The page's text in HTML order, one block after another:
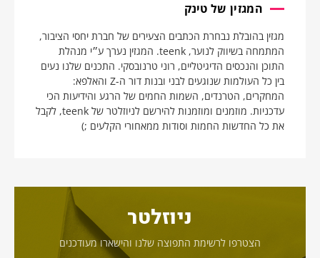
המגזין של טינק
מגזין בהובלת נבחרת הכתבים הצעירים של חברת יחסי הציבור,
המתמחה בשיווק לנוער, teenk. המגזין נערך ע״י מנהלת
התוכן והנכסים הדיגיטליים, רוני טרנובסקי. התכנים שלנו נעים
בין כל העולמות שנוגעים לבני ובנות דור ה-Z והאלפא:
המחקרים, הטרנדים, השמות החמים של הרגע והידיעות הכי
עדכניות. מוזמנים ומוזמנות להירשם לניוזלטר של teenk, לקבל
את כל החדשות החמות וסודות ממאחורי הקלעים ;)
ניוזלטר
הצטרפו לרשימת התפוצה שלנו והישארו מעודכנים